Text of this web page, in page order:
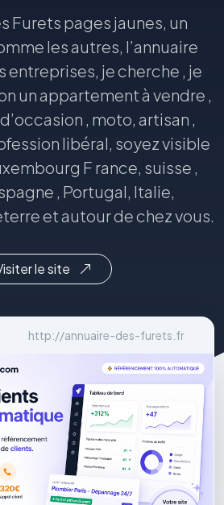
Furets pages jaunes, un
les autres, l’annuaire
entreprises, je cherche , je
un appartement à vendre ,
, moto, artisan ,
libéral, soyez visible
F rance, suisse ,
, Portugal, Italie,
et autour de chez vous.
le site
http://annuaire-des-furets.fr